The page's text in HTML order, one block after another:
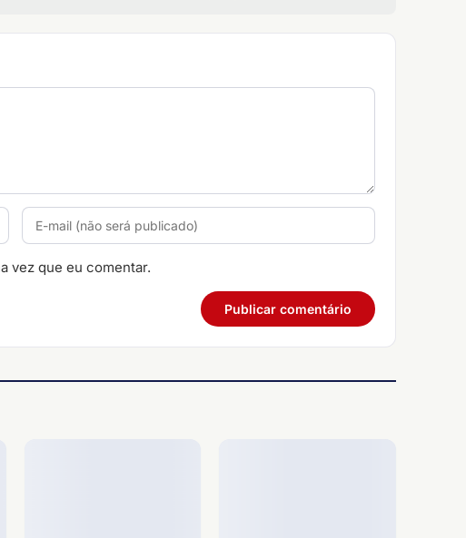
vez que eu comentar.